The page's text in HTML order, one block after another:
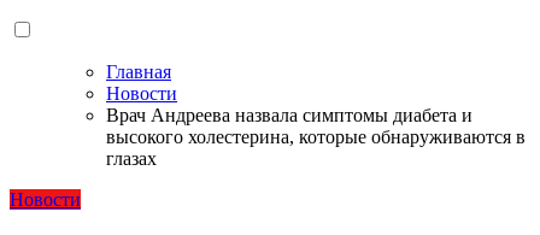
Главная
Новости
Врач Андреева назвала симптомы диабета и
высокого холестерина, которые обнаруживаются в
глазах
Новости